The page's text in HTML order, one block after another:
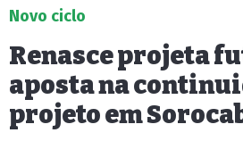
Novo ciclo
Renasce projeta
aposta na
projeto em